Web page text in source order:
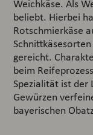
Weichkäse. Als
beliebt. Hierbei
Rotschmierkäse
gereicht.
beim
Spezialität ist der
Gewürzen
bayerischen